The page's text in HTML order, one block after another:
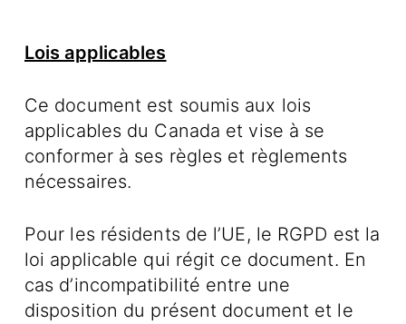
Lois applicables
Ce document est soumis aux lois
applicables du Canada et vise à se
conformer à ses règles et règlements
nécessaires.
Pour les résidents de l’UE, le RGPD est la
loi applicable qui régit ce document. En
cas d’incompatibilité entre une
disposition du présent document et le